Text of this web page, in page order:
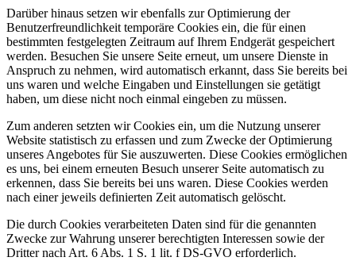
Darüber hinaus setzen wir ebenfalls zur Optimierung der
Benutzerfreundlichkeit temporäre Cookies ein, die für einen
bestimmten festgelegten Zeitraum auf Ihrem Endgerät gespeichert
werden. Besuchen Sie unsere Seite erneut, um unsere Dienste in
Anspruch zu nehmen, wird automatisch erkannt, dass Sie bereits bei
uns waren und welche Eingaben und Einstellungen sie getätigt
haben, um diese nicht noch einmal eingeben zu müssen.
Zum anderen setzten wir Cookies ein, um die Nutzung unserer
Website statistisch zu erfassen und zum Zwecke der Optimierung
unseres Angebotes für Sie auszuwerten. Diese Cookies ermöglichen
es uns, bei einem erneuten Besuch unserer Seite automatisch zu
erkennen, dass Sie bereits bei uns waren. Diese Cookies werden
nach einer jeweils definierten Zeit automatisch gelöscht.
Die durch Cookies verarbeiteten Daten sind für die genannten
Zwecke zur Wahrung unserer berechtigten Interessen sowie der
Dritter nach Art. 6 Abs. 1 S. 1 lit. f DS-GVO erforderlich.